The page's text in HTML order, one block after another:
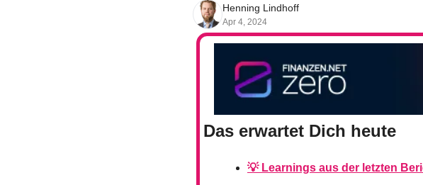
Henning Lindhoff
Apr 4, 2024
Das erwartet Dich heute
💡 Learnings aus der letzten